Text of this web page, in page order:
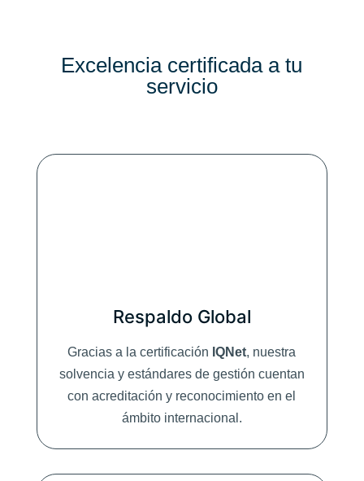
Excelencia certificada a tu
servicio
Respaldo Global
Gracias a la certificación IQNet, nuestra
solvencia y estándares de gestión cuentan
con acreditación y reconocimiento en el
ámbito internacional.